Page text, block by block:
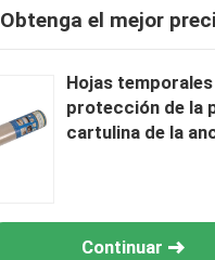
Obtenga el mejor
Hojas
protección de la
cartulina de la
Continuar